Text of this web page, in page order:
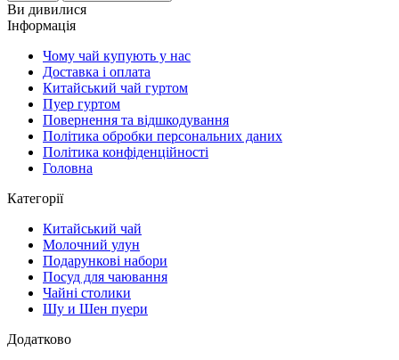
Ви дивилися
Інформація
Чому чай купують у нас
Доставка і оплата
Китайський чай гуртом
Пуер гуртом
Повернення та відшкодування
Політика обробки персональних даних
Політика конфіденційності
Головна
Категорії
Китайський чай
Молочний улун
Подарункові набори
Посуд для чаювання
Чайні столики
Шу и Шен пуери
Додатково